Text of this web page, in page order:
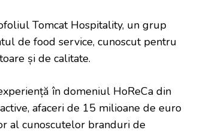
Tomcat Hospitality, un grup
de food service, cunoscut pentru
și de calitate.
în domeniul HoReCa din
afaceri de 15 milioane de euro
al cunoscutelor branduri de